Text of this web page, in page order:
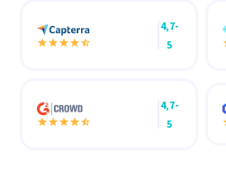
4,7-
5
4,7-
5